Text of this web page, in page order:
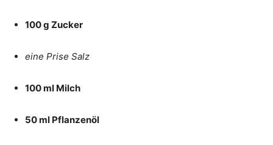
100 g Zucker
eine Prise Salz
100 ml Milch
50 ml Pflanzenöl